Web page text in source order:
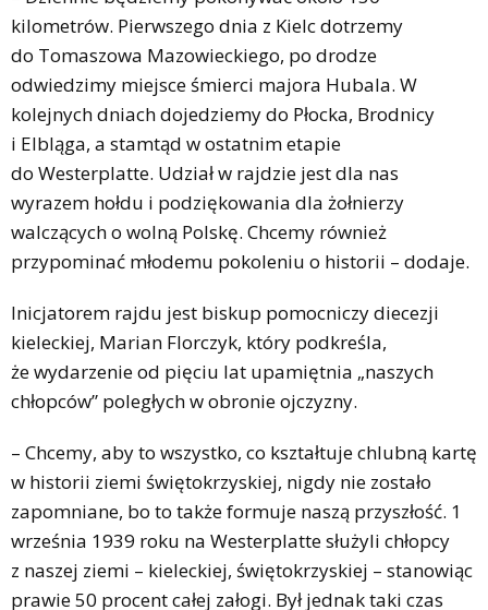
kilometrów. Pierwszego dnia z Kielc dotrzemy
do Tomaszowa Mazowieckiego, po drodze
odwiedzimy miejsce śmierci majora Hubala. W
kolejnych dniach dojedziemy do Płocka, Brodnicy
i Elbląga, a stamtąd w ostatnim etapie
do Westerplatte. Udział w rajdzie jest dla nas
wyrazem hołdu i podziękowania dla żołnierzy
walczących o wolną Polskę. Chcemy również
przypominać młodemu pokoleniu o historii – dodaje.
Inicjatorem rajdu jest biskup pomocniczy diecezji
kieleckiej, Marian Florczyk, który podkreśla,
że wydarzenie od pięciu lat upamiętnia „naszych
chłopców” poległych w obronie ojczyzny.
– Chcemy, aby to wszystko, co kształtuje chlubną kartę
w historii ziemi świętokrzyskiej, nigdy nie zostało
zapomniane, bo to także formuje naszą przyszłość. 1
września 1939 roku na Westerplatte służyli chłopcy
z naszej ziemi – kieleckiej, świętokrzyskiej – stanowiąc
prawie 50 procent całej załogi. Był jednak taki czas